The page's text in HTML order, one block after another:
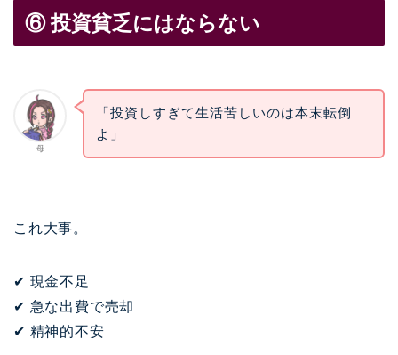
⑥ 投資貧乏にはならない
母
「投資しすぎて生活苦しいのは本末転倒
よ」
これ大事。
✔ 現金不足
✔ 急な出費で売却
✔ 精神的不安